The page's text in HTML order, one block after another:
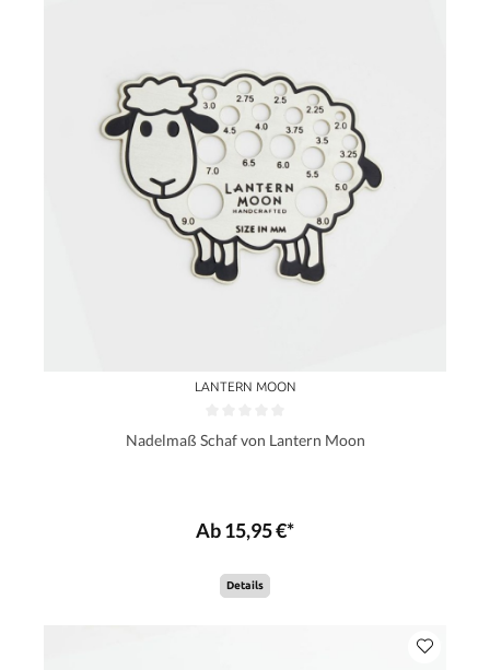
LANTERN MOON
Nadelmaß Schaf von Lantern Moon
Ab 15,95 €*
Details